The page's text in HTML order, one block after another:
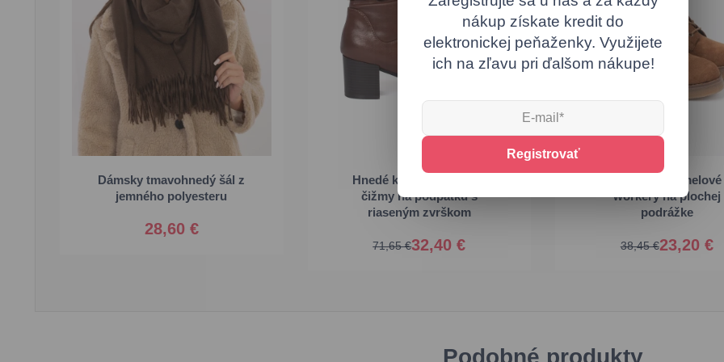
Dámsky tmavohnedý šál z
jemného polyesteru
28,60 €
Univerzálna
Hnedé kožené členkové
čižmy na podpätku s
riaseným zvrškom
32,40 €
71,65 €
36 37 38 39
Štýlové karamelové
workery na plochej
podrážke
23,20 €
38,45 €
40 41
nákup získate kredit do
elektronickej peňaženky. Využijete
ich na zľavu pri ďalšom nákupe!
Registrovať